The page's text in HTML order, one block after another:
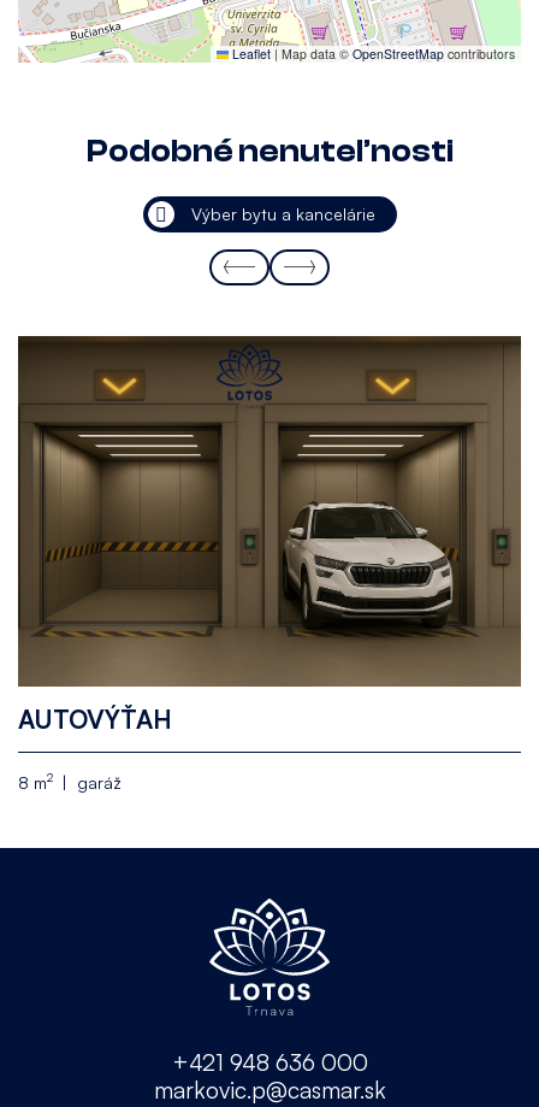
Leaflet | Map data ©OpenStreetMap contributors
Podobné nenuteľnosti
Výber bytu a kancelárie
AUTOVÝŤAH
8 m2 garáž
+421 948 636 000
markovic.p@casmar.sk